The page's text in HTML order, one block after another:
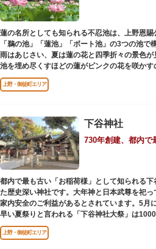
発講座などを開催しています。
蓮の名所としても知られる不忍池は、上野恩賜
「鵜の池」「蓮池」「ボート池」の3つの池で
雨はあじさい、夏は蓮の花と四季折々の景色が
池を埋め尽くすほどの蓮がピンクの花を咲か
前のみ開花するので、シーズン中は多くの観光
す。綺麗な蓮の花を近くから観察できるデッキ
から池を眺めれば、新しい発見ができるかも
にはマガモ・オナガガモなどたくさんの鴨や
でバードウォッチングができる珍しいスポット
ファミリーで、カップルで、または一人でゆっ
過ごしください。
上野・御徒町エリア
下谷神社
730年創建、都内で
都内で最も古い「お稲荷様」として知られる
た歴史深い神社です。大年神と日本武尊を祀
家内安全のご利益があるとされています。5月
早い夏祭りと言われる「下谷神社大祭」は
輿の渡御を行う「本祭り」と、町会神輿の渡御
われています。
本殿には、日本を代表する画家 横山大観によ
上野・御徒町エリア